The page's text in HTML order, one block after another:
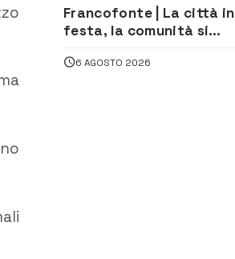
Francofonte | La città in
festa, la comunità si
della Neve tra fede e
6 AGOSTO 2026